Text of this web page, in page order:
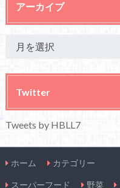
アーカイブ
Twitter
Tweets by HBLL7
ホーム カテゴリー
スーパーフード 野菜